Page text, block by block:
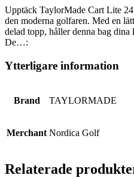
Upptäck TaylorMade Cart Lite
den moderna golfaren. Med en
delad topp, håller denna bag
De…:
Ytterligare information
Brand TAYLORMADE
Merchant Nordica Golf
Relaterade